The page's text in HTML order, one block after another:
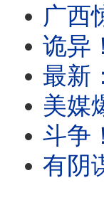
广西惊现仇习
诡异！网信办
最新：习要逼
美媒爆料：习
斗争！军方故
有阴谋？遭